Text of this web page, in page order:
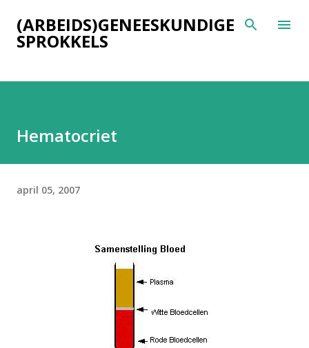
Doorgaan naar hoofdcontent
(ARBEIDS)GENEESKUNDIGE
SPROKKELS
Hematocriet
april 05, 2007